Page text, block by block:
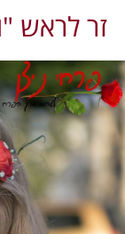
זר לראש